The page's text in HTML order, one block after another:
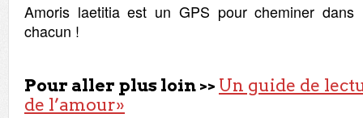
Amoris laetitia est un GPS pour cheminer dans
chacun !
Pour aller plus loin >> Un guide de
de l’amour»